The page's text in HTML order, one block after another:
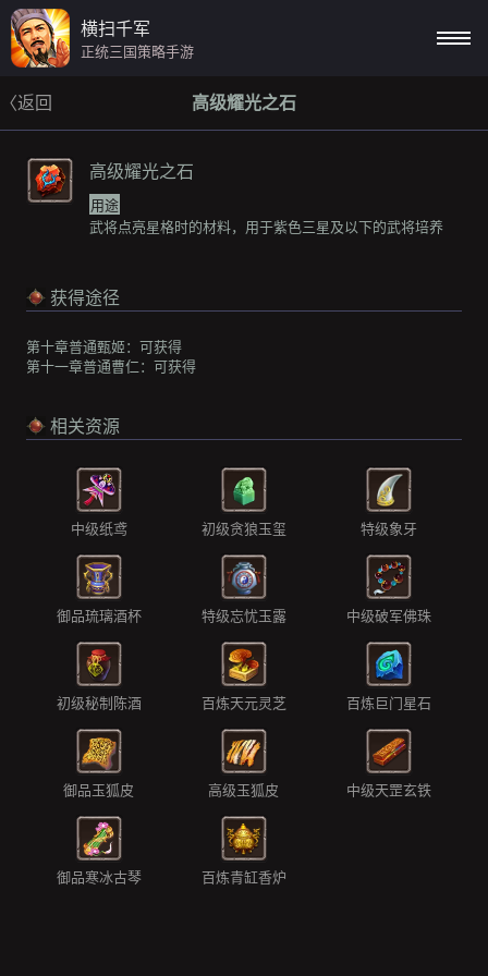
横扫千军
正统三国策略手游
〈返回 高级耀光之石
高级耀光之石
用途
武将点亮星格时的材料，用于紫色三星及以下的武将培养
获得途径
第十章普通甄姬： 可获得
第十一章普通曹仁： 可获得
相关资源
中级纸鸢 初级贪狼玉玺 特级象牙
御品琉璃酒杯 特级忘忧玉露 中级破军佛珠
初级秘制陈酒 百炼天元灵芝 百炼巨门星石
御品玉狐皮 高级玉狐皮 中级天罡玄铁
御品寒冰古琴 百炼青缸香炉